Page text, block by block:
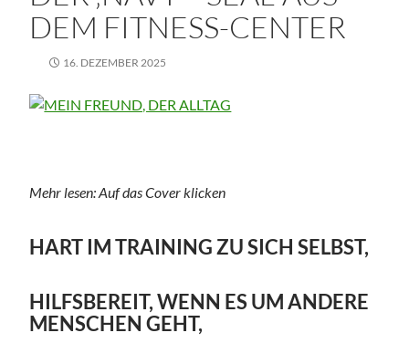
DEM FITNESS-CENTER
16. DEZEMBER 2025
Mehr lesen: Auf das Cover klicken
HART IM TRAINING ZU SICH SELBST,
HILFSBEREIT, WENN ES UM ANDERE
MENSCHEN GEHT,